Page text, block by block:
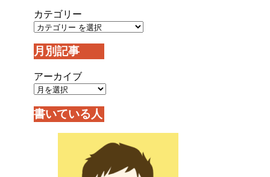
カテゴリー
月別記事
アーカイブ
書いている人